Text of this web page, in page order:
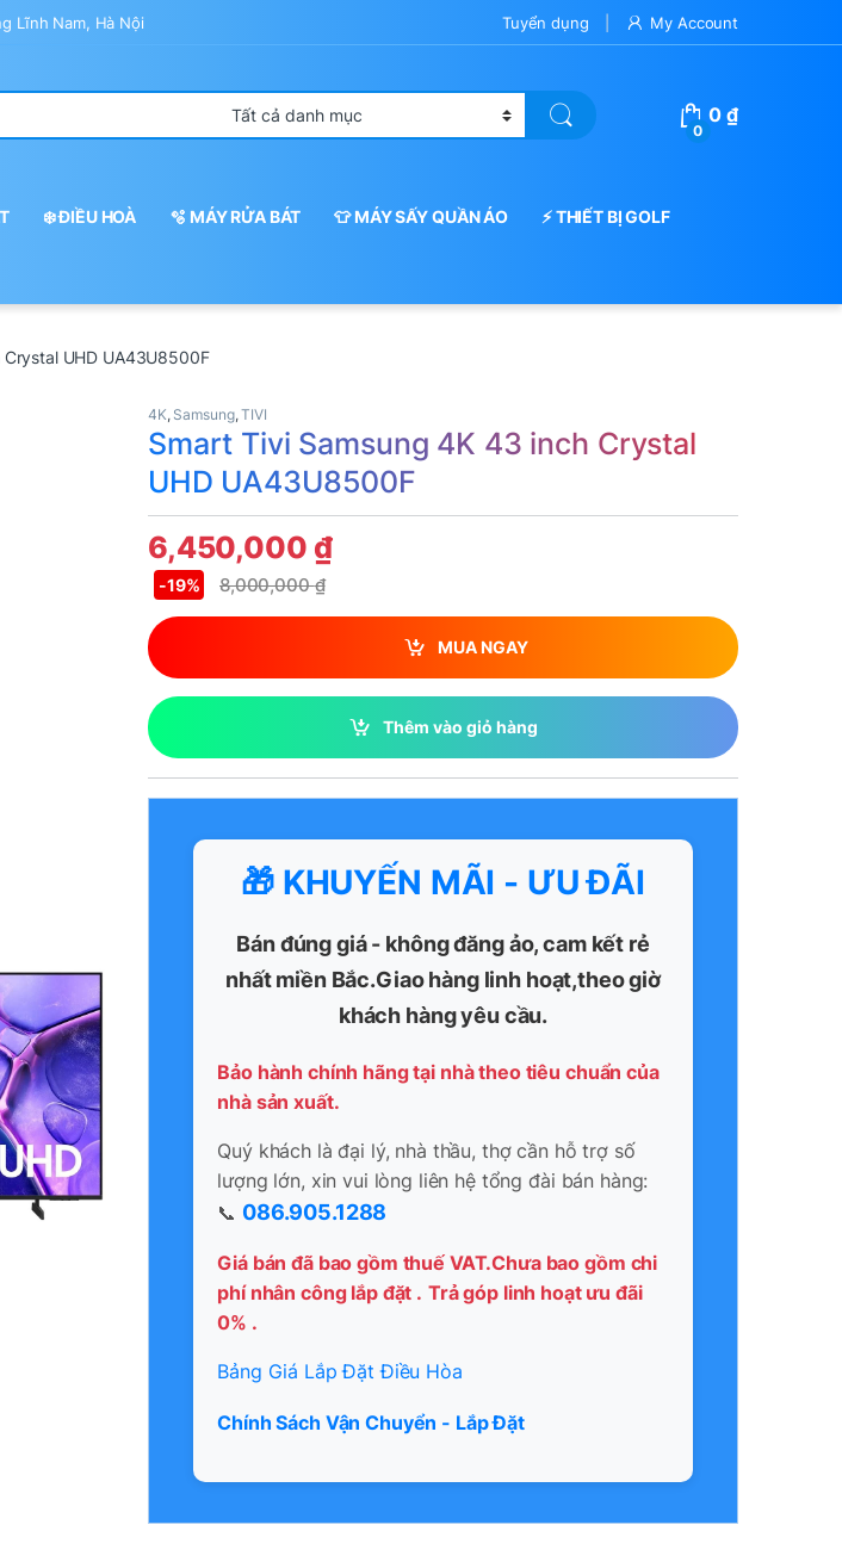
Lĩnh Nam, Hà Nội Tuyển dụng My Account
0
0₫
❄️ ĐIỀU HOÀ 🫧 MÁY RỬA BÁT 👕 MÁY SẤY QUẦN ÁO ⚡ THIẾT BỊ GOLF
UHD UA43U8500F
4K, Samsung,TIVI
Smart Tivi Samsung 4K 43 inch Crystal
UHD UA43U8500F
6,450,000 ₫
8,000,000₫
-19%
MUA NGAY
Thêm vào giỏ hàng
🎁 KHUYẾN MÃI - ƯU ĐÃI
Bán đúng giá - không đăng ảo, cam kết rẻ
nhất miền Bắc.Giao hàng linh hoạt,theo giờ
khách hàng yêu cầu.
Bảo hành chính hãng tại nhà theo tiêu chuẩn của
nhà sản xuất.
Quý khách là đại lý, nhà thầu, thợ cần hỗ trợ số
lượng lớn, xin vui lòng liên hệ tổng đài bán hàng:
📞 086.905.1288
Giá bán đã bao gồm thuế VAT.Chưa bao gồm chi
phí nhân công lắp đặt . Trả góp linh hoạt ưu đãi
0% .
Bảng Giá Lắp Đặt Điều Hòa
Chính Sách Vận Chuyển - Lắp Đặt